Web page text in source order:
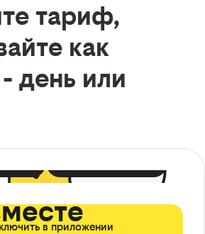
тариф,
как
день или
в приложении